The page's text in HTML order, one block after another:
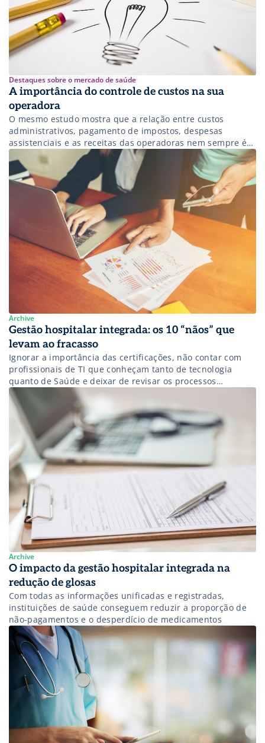
Destaques sobre o mercado de saúde
A importância do controle de custos na sua
operadora
O mesmo estudo mostra que a relação entre custos
administrativos, pagamento de impostos, despesas
assistenciais e as receitas das operadoras nem sempre é
equilibrada.
Archive
Gestão hospitalar integrada: os 10 “nãos” que
levam ao fracasso
Ignorar a importância das certificações, não contar com
profissionais de TI que conheçam tanto de tecnologia
quanto de Saúde e deixar de revisar os processos
administrativos são alguns deles
Archive
O impacto da gestão hospitalar integrada na
redução de glosas
Com todas as informações unificadas e registradas,
instituições de saúde conseguem reduzir a proporção de
não-pagamentos e o desperdício de medicamentos